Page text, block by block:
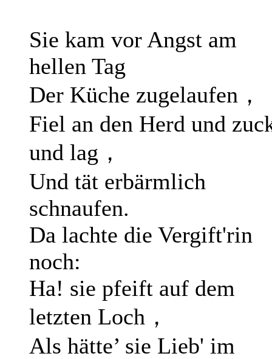
Sie kam vor Angst am
hellen Tag
Der Küche zugelaufen，
Fiel an den Herd und
und lag，
Und tät erbärmlich
schnaufen.
Da lachte die Vergift'rin
noch:
Ha! sie pfeift auf dem
letzten Loch，
Als hätte’ sie Lieb' im